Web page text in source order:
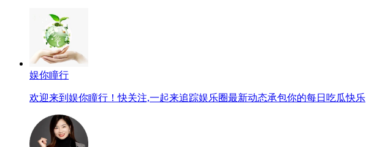
娱你瞳行
欢迎来到娱你瞳行！快关注,一起来追踪娱乐圈最新动态承包你的每日吃瓜快乐